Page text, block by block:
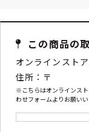
この商品の
オンラインストア
住所：〒
※こちらはオンラインス
わせフォームよりお願い